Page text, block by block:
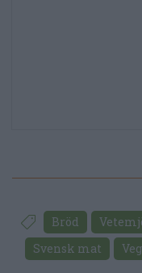
Bröd
Svensk mat